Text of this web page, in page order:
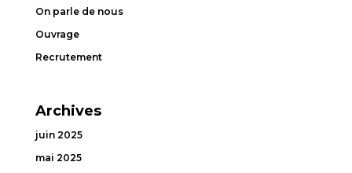
On parle de nous
Ouvrage
Recrutement
Archives
juin 2025
mai 2025